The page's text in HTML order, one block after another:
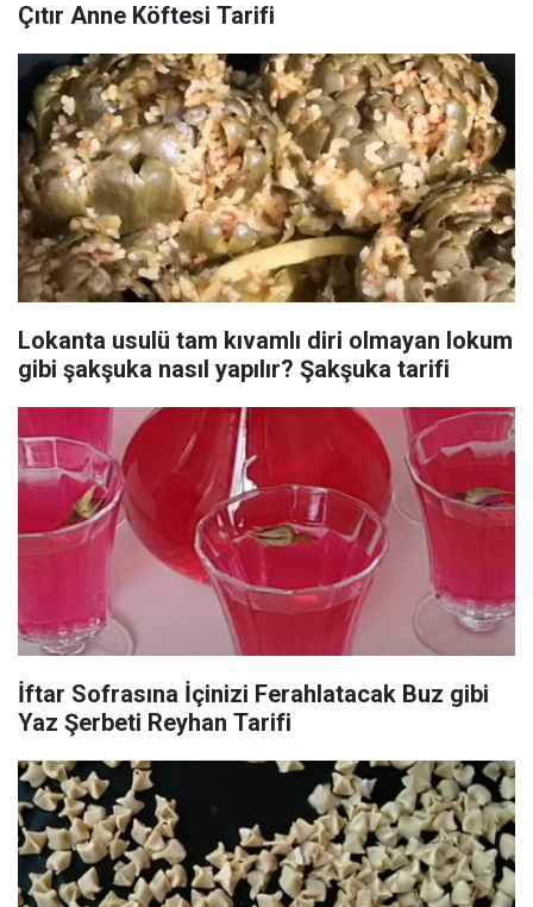
Çıtır Anne Köftesi Tarifi
Lokanta usulü tam kıvamlı diri olmayan lokum
gibi şakşuka nasıl yapılır? Şakşuka tarifi
İftar Sofrasına İçinizi Ferahlatacak Buz gibi
Yaz Şerbeti Reyhan Tarifi